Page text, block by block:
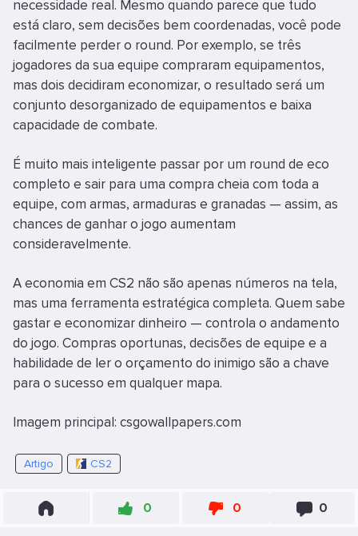
necessidade real. Mesmo quando parece que tudo
está claro, sem decisões bem coordenadas, você pode
facilmente perder o round. Por exemplo, se três
jogadores da sua equipe compraram equipamentos,
mas dois decidiram economizar, o resultado será um
conjunto desorganizado de equipamentos e baixa
capacidade de combate.
É muito mais inteligente passar por um round de eco
completo e sair para uma compra cheia com toda a
equipe, com armas, armaduras e granadas — assim, as
chances de ganhar o jogo aumentam
consideravelmente.
A economia em CS2 não são apenas números na tela,
mas uma ferramenta estratégica completa. Quem sabe
gastar e economizar dinheiro — controla o andamento
do jogo. Compras oportunas, decisões de equipe e a
habilidade de ler o orçamento do inimigo são a chave
para o sucesso em qualquer mapa.
Imagem principal: csgowallpapers.com
Artigo CS2
0 0 0